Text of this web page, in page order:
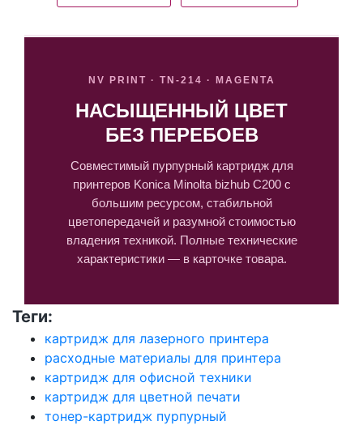
NV PRINT · TN-214 · MAGENTA
НАСЫЩЕННЫЙ ЦВЕТ
БЕЗ ПЕРЕБОЕВ
Совместимый пурпурный картридж для
принтеров Konica Minolta bizhub C200 с
большим ресурсом, стабильной
цветопередачей и разумной стоимостью
владения техникой. Полные технические
характеристики — в карточке товара.
Теги:
картридж для лазерного принтера
расходные материалы для принтера
картридж для офисной техники
картридж для цветной печати
тонер-картридж пурпурный